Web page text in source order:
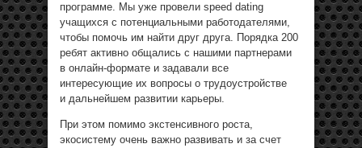
программе. Мы уже провели speed dating
учащихся с потенциальными работодателями,
чтобы помочь им найти друг друга. Порядка 200
ребят активно общались с нашими партнерами
в онлайн-формате и задавали все
интересующие их вопросы о трудоустройстве
и дальнейшем развитии карьеры.
При этом помимо экстенсивного роста,
экосистему очень важно развивать и за счет